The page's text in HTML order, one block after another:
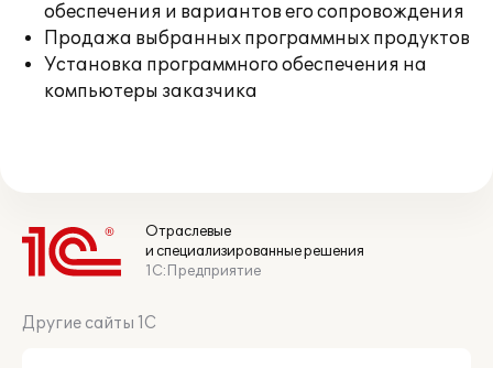
обеспечения и вариантов его сопровождения
Продажа выбранных программных продуктов
Установка программного обеспечения на
компьютеры заказчика
Отраслевые
и специализированные решения
1С:Предприятие
Другие сайты 1С